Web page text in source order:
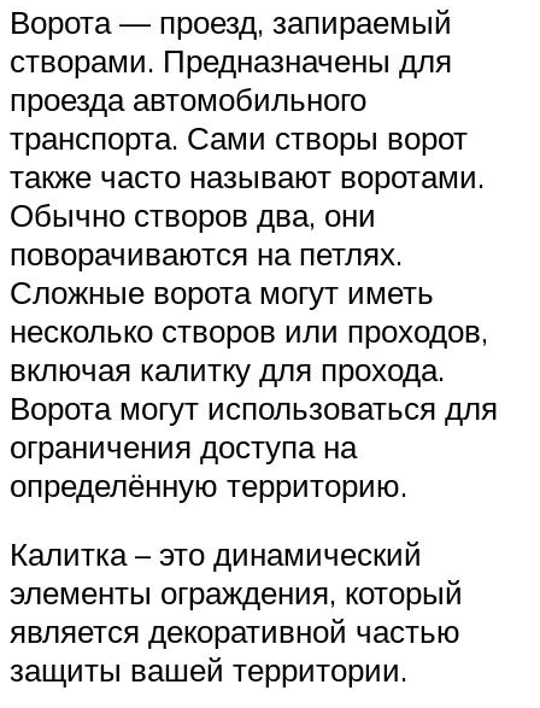
Ворота — проезд, запираемый
створами. Предназначены для
проезда автомобильного
транспорта. Сами створы ворот
также часто называют воротами.
Обычно створов два, они
поворачиваются на петлях.
Сложные ворота могут иметь
несколько створов или проходов,
включая калитку для прохода.
Ворота могут использоваться для
ограничения доступа на
определённую территорию.
Калитка – это динамический
элементы ограждения, который
является декоративной частью
защиты вашей территории.